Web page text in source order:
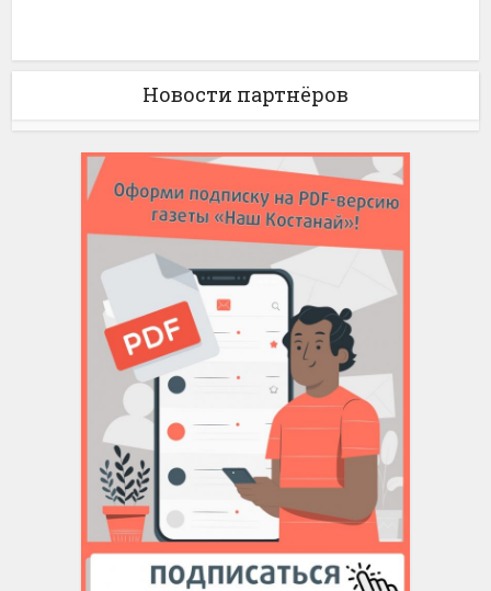
Новости партнёров